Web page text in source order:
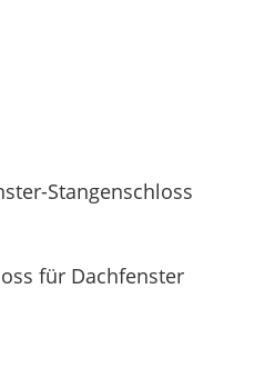
Stangenschloss
für Dachfenster